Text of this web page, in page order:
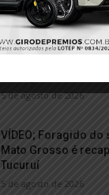
6 de agosto de 2026
VÍDEO; Série de
5 de agosto de 2026
VÍDEO; Foragido
Mato Grosso é
Tucuruí
5 de agosto de 2026